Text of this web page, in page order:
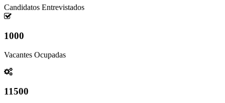
Candidatos Entrevistados
1000
Vacantes Ocupadas
11500